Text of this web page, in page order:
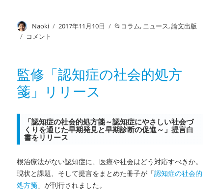
投
稿
Naoki
投
2017年11月10日
カ
ー
コラム, ニュース,論文出版
医
で
貧
困
「治
す」：
「医
の
た
め
の
コメント
監修「認知症の社会的処方
箋」リリース
「認知症の社会的処方箋～認知症にやさしい社会づ
くりを通じた早期発見と早期診断の促進～」提言白
書をリリース
根治療法がない認知症に、医療や社会はどう対応すべきか。
現状と課題、そして提言をまとめた冊子が「認知症の社会的
処方箋 」が刊行されました。